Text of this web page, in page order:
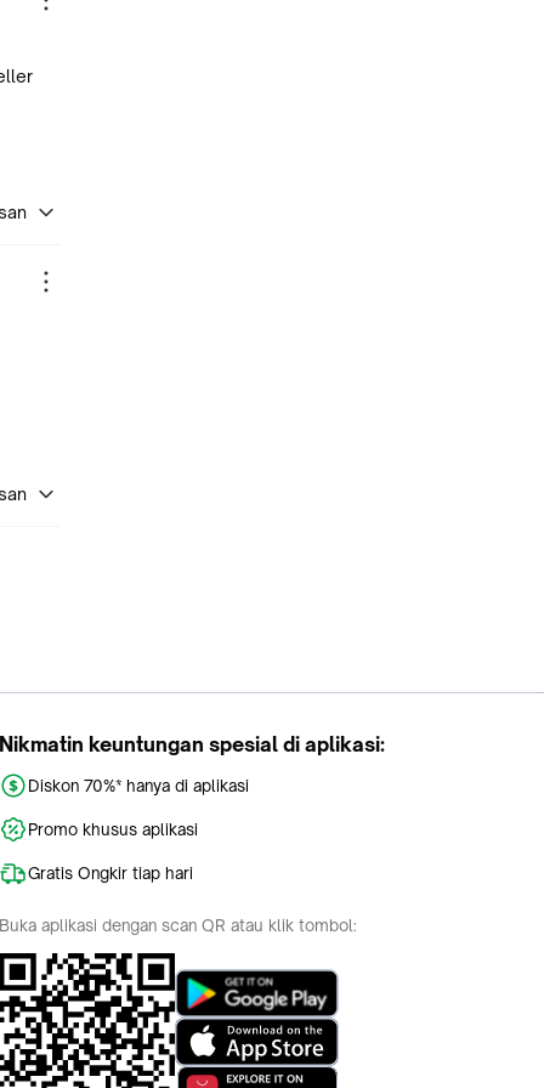
Nikmatin keuntungan spesial di aplikasi:
Diskon 70%* hanya di aplikasi
Promo khusus aplikasi
Gratis Ongkir tiap hari
Buka aplikasi dengan scan QR atau klik tombol: